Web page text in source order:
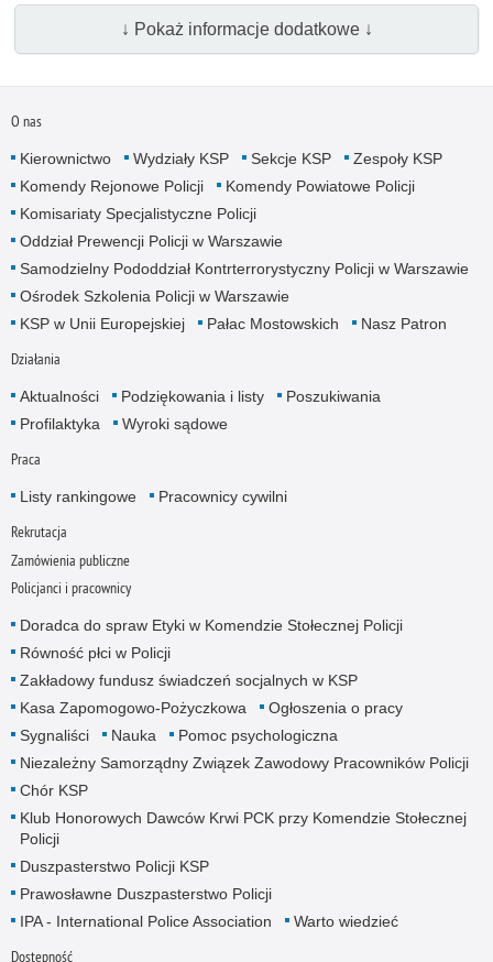
↓ Pokaż informacje dodatkowe ↓
O nas
Kierownictwo Wydziały KSP Sekcje KSP
Zespoły KSP
Komendy Rejonowe Policji
Komendy Powiatowe Policji
Komisariaty Specjalistyczne Policji
Oddział Prewencji Policji w Warszawie
Samodzielny Pododdział Kontrterrorystyczny Policji w Warszawie
Ośrodek Szkolenia Policji w Warszawie
KSP w Unii Europejskiej
Pałac Mostowskich Nasz Patron
Działania
Aktualności Podziękowania i listy
Poszukiwania
Profilaktyka
Wyroki sądowe
Praca
Listy rankingowe Pracownicy cywilni
Rekrutacja
Zamówienia publiczne
Policjanci i pracownicy
Doradca do spraw Etyki w Komendzie Stołecznej Policji
Równość płci w Policji
Zakładowy fundusz świadczeń socjalnych w KSP
Kasa Zapomogowo-Pożyczkowa
Ogłoszenia o pracy
Sygnaliści
Nauka
Pomoc psychologiczna
Niezależny Samorządny Związek Zawodowy Pracowników Policji
Chór KSP
Klub Honorowych Dawców Krwi PCK przy Komendzie Stołecznej
Policji
Duszpasterstwo Policji KSP
Prawosławne Duszpasterstwo Policji
IPA - International Police Association
Warto wiedzieć
Dostępność